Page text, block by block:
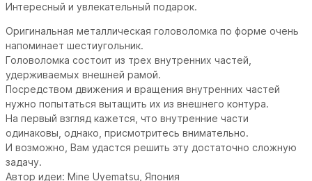
Интересный и увлекательный подарок.
Оригинальная металлическая головоломка по форме очень
напоминает шестиугольник.
Головоломка состоит из трех внутренних частей,
удерживаемых внешней рамой.
Посредством движения и вращения внутренних частей
нужно попытаться вытащить их из внешнего контура.
На первый взгляд кажется, что внутренние части
одинаковы, однако, присмотритесь внимательно.
И возможно, Вам удастся решить эту достаточно сложную
задачу.
Автор идеи: Mine Uyematsu, Япония